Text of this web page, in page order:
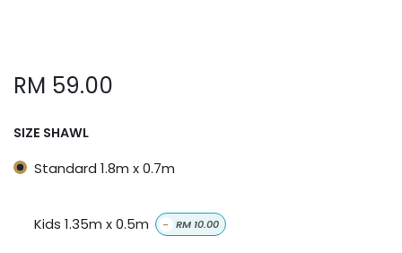
RM 59.00
SIZE SHAWL
Standard 1.8m x 0.7m
Kids 1.35m x 0.5m - RM 10.00